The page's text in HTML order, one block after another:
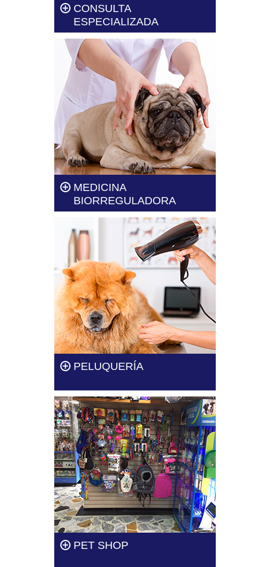
CONSULTA
ESPECIALIZADA
En Clínica Veterinaria Dogtor te
brindamos el servicio de
consultas especializadas.
Leer más
MEDICINA
BIORREGULADORA
Los tratamientos de la medicina
biorreguladora se utilizan para
mejorar la salud de tu mascota.
Leer más
PELUQUERÍA
Tenemos profesionales
altamente capacitados para el
cuidado de tu mascota.
Leer más
PET SHOP